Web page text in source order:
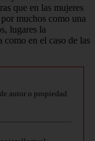
que en las mujeres
muchos como una
lugares la
como en el caso de las
autor o propiedad